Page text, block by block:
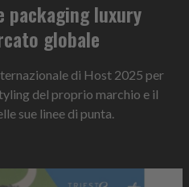
packaging luxury
globale
di Host 2025 per
del proprio marchio e il
sue linee di punta.